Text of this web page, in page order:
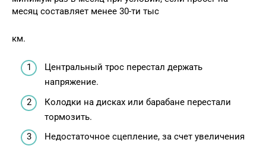
месяц составляет менее 30-ти тыс
км.
Центральный трос перестал держать
напряжение.
Колодки на дисках или барабане перестали
тормозить.
Недостаточное сцепление, за счет увеличения